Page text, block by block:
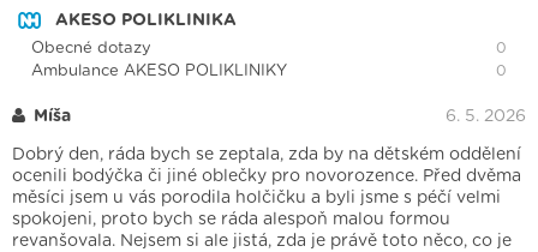
AKESO POLIKLINIKA
Obecné dotazy 0
Ambulance AKESO POLIKLINIKY 0
Míša 6. 5. 2026
Dobrý den, ráda bych se zeptala, zda by na dětském oddělení
ocenili bodýčka či jiné oblečky pro novorozence. Před dvěma
měsíci jsem u vás porodila holčičku a byli jsme s péčí velmi
spokojeni, proto bych se ráda alespoň malou formou
revanšovala. Nejsem si ale jistá, zda je právě toto něco, co je